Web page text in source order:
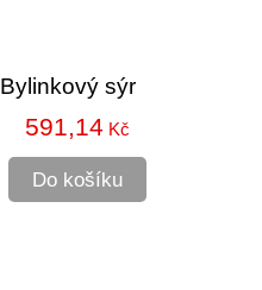
Bylinkový sýr
591,14 Kč
Do košíku